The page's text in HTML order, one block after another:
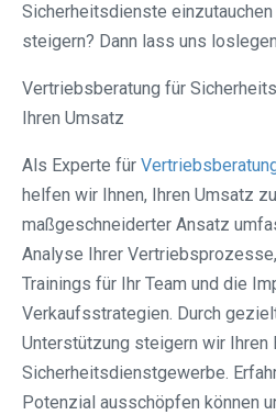
Sicherheitsdienste
steigern? Dann lass uns
Vertriebsberatung für
Ihren Umsatz
Als Experte für
helfen wir Ihnen, Ihren Umsatz
maßgeschneiderter Ansatz
Analyse Ihrer
Trainings für Ihr Team und die
Verkaufsstrategien. Durch
Unterstützung steigern wir Ihren
Sicherheitsdienstgewerbe.
Potenzial ausschöpfen können